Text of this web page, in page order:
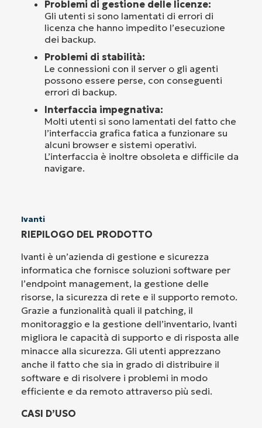
Problemi di gestione delle licenze:
Gli utenti si sono lamentati di errori di
licenza che hanno impedito l’esecuzione
dei backup.
Problemi di stabilità:
Le connessioni con il server o gli agenti
possono essere perse, con conseguenti
errori di backup.
Interfaccia impegnativa:
Molti utenti si sono lamentati del fatto che
l’interfaccia grafica fatica a funzionare su
alcuni browser e sistemi operativi.
L’interfaccia è inoltre obsoleta e difficile da
navigare.
Ivanti
RIEPILOGO DEL PRODOTTO
Ivanti è un’azienda di gestione e sicurezza
informatica che fornisce soluzioni software per
l’endpoint management, la gestione delle
risorse, la sicurezza di rete e il supporto remoto.
Grazie a funzionalità quali il patching, il
monitoraggio e la gestione dell’inventario, Ivanti
migliora le capacità di supporto e di risposta alle
minacce alla sicurezza. Gli utenti apprezzano
anche il fatto che sia in grado di distribuire il
software e di risolvere i problemi in modo
efficiente e da remoto attraverso più sedi.
CASI D’USO